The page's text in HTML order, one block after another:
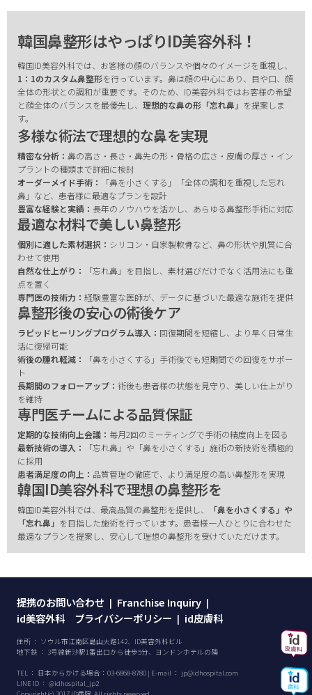
韓国鼻整形はやっぱりID美容外科！
韓国ID美容外科では、お客様の顔のバランスや個々のイメージを重視し、
1：1のカスタム鼻整形を行っています。鼻は顔の中心にあり、目や口、顔
全体の形状との調和が重要です。そのため、ID美容外科ではお客様の希望
と顔全体のバランスを最優先し、 理想的な鼻の形「忘れ鼻」 を提案しま
す。
多様な術法で理想的な鼻を実現
精密な分析： 鼻の高さ・長さ・鼻先の形・骨格の広さ・皮膚の厚さ・イン
プラントの種類まで詳細に検討
オーダーメイド手術：
「鼻を小さくする」「全体の調和を重視した忘れ
鼻」など、患者様に最適なプランを設計
豊富な経験と実績： 長年のノウハウを活かし、あらゆる鼻整形手術に対応
最適な材料で美しい鼻整形
個別に適した素材選択： シリコン・自家製軟骨など、鼻の形状や肌質に合
わせて使用
自然な仕上がり：
「忘れ鼻」を目指し、素材選びだけでなく活用法にも重
点を置く
専門医の技術力： 経験豊富な医師が、データに基づいた最適な施術を提供
鼻整形後の安心の術後ケア
ラピッドヒーリングプログラム導入： 回復期間を短縮し、より早く日常生
活に復帰可能
術後の腫れ軽減：
「鼻を小さくする」手術後でも短期間での回復をサポー
ト
長期間のフォローアップ： 術後も患者様の状態を見守り、美しい仕上がり
を維持
専門医チームによる品質保証
定期的な技術向上会議： 毎月2回のミーティングで手術の精度向上を図る
最新技術の導入：
「忘れ鼻」や「鼻を小さくする」施術の新技術を積極的
に採用
患者満足度の向上： 品質管理の徹底で、より満足度の高い鼻整形を実現
韓国ID美容外科で理想の鼻整形を
韓国ID美容外科では、最高品質の鼻整形を提供し、
「鼻を小さくする」や
「忘れ鼻」 を目指した施術を行っています。患者様一人ひとりに合わせた
最適なプランを提案し、安心して理想の鼻整形を受けていただけます。
提携のお問い合わせ | Franchise Inquiry |
id美容外科 プライバシーポリシー | id皮膚科
住所 ： ソウル市江南区島山大路142、ID美容外科ビル
地下鉄 ： 3号線新沙駅1番出口から徒歩5分、ヨンドンホテルの隣
TEL ： 日本からかける場合： 03-6868-8780 | E-mail ： jp@idhospital.com
LINE ID ： @idhospital_jp2